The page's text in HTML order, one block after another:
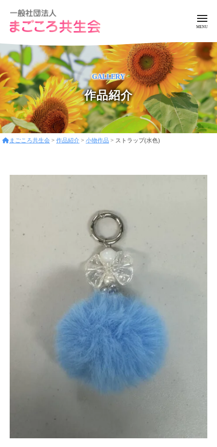
ン
ツ
へ
ス
キ
ッ
プ
般
社
団
法
人
ま
ご
共
ッ
ト
ホ
ー
ム
な
環
境
レ
メ
ニ
ー
GALLERY
作品紹介
まごころ共生会 > 作品紹介 > 小物作品 > ストラップ(水色)
般
社
団
法
人
ま
ご
こ
ろ
共
生
会